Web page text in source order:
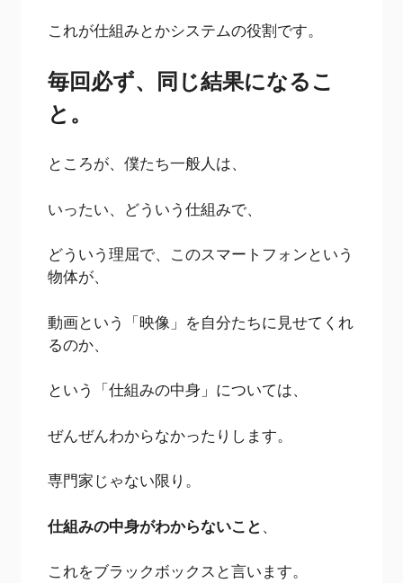
これが仕組みとかシステムの役割です。
毎回必ず、同じ結果になるこ
と。
ところが、僕たち一般人は、
いったい、どういう仕組みで、
どういう理屈で、このスマートフォンという
物体が、
動画という「映像」を自分たちに見せてくれ
るのか、
という「仕組みの中身」については、
ぜんぜんわからなかったりします。
専門家じゃない限り。
仕組みの中身がわからないこと 、
これをブラックボックスと言います。